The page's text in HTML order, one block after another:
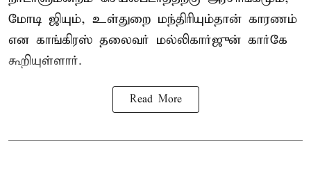
மோடி ஜியும், உள்துறை மந்திரியும்தான் காரணம்
என காங்கிரஸ் தலைவர் மல்லிகார்ஜுன் கார்கே
கூறியுள்ளார்.
Read More